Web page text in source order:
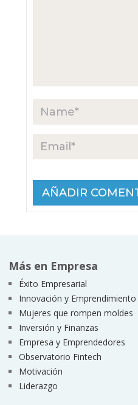
Más en Empresa
Éxito Empresarial
Innovación y Emprendimiento
Mujeres que rompen moldes
Inversión y Finanzas
Empresa y Emprendedores
Observatorio Fintech
Motivación
Liderazgo